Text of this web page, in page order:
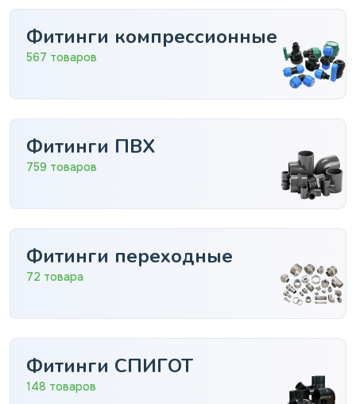
Фитинги компрессионные
567 товаров
Фитинги ПВХ
759 товаров
Фитинги переходные
72 товара
Фитинги СПИГОТ
148 товаров